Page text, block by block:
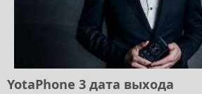
YotaPhone 3 дата выхода